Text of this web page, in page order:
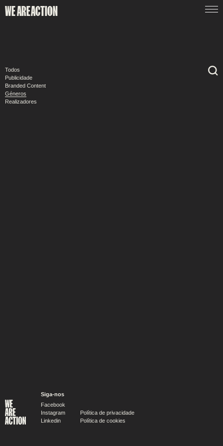
WE AREACTION
Todos
Publicidade
Branded Content
Géneros
Realizadores
PUBLICIDADE
Siga-nos
Facebook
Instagram
Linkedin
Política de privacidade
Política de cookies